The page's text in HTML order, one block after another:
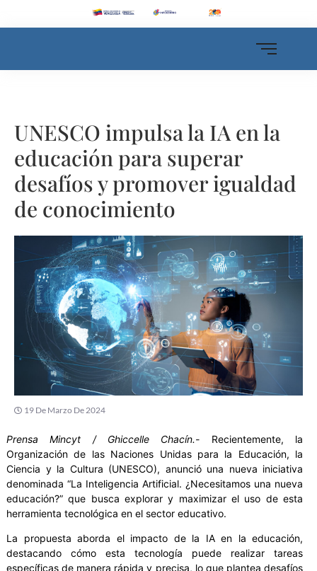
UNESCO impulsa la IA en la
educación para superar
desafíos y promover igualdad
de conocimiento
19 De Marzo De 2024
Prensa Mincyt / Ghiccelle Chacín.- Recientemente, la
Organización de las Naciones Unidas para la Educación, la
Ciencia y la Cultura (UNESCO), anunció una nueva iniciativa
denominada “La Inteligencia Artificial. ¿Necesitamos una nueva
educación?” que busca explorar y maximizar el uso de esta
herramienta tecnológica en el sector educativo.
La propuesta aborda el impacto de la IA en la educación,
destacando cómo esta tecnología puede realizar tareas
específicas de manera rápida y precisa, lo que plantea desafíos